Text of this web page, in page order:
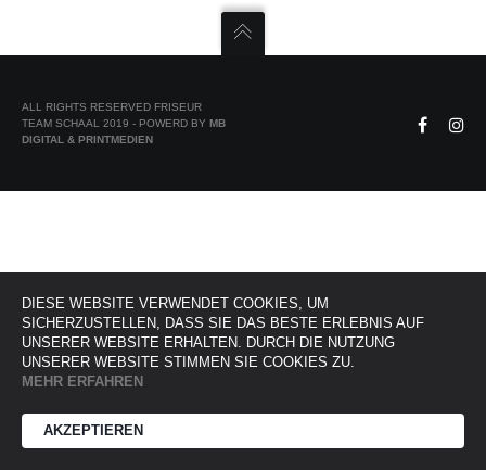
DIESE WEBSITE VERWENDET COOKIES, UM
SICHERZUSTELLEN, DASS SIE DAS BESTE ERLEBNIS AUF
UNSERER WEBSITE ERHALTEN. DURCH DIE NUTZUNG
UNSERER WEBSITE STIMMEN SIE COOKIES ZU.
MEHR ERFAHREN
AKZEPTIEREN
ALL RIGHTS RESERVED FRISEUR
TEAM SCHAAL 2019 - POWERD BY MB
DIGITAL & PRINTMEDIEN